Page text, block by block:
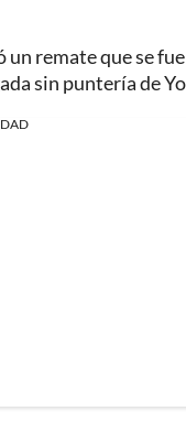
remate que se
sin puntería de